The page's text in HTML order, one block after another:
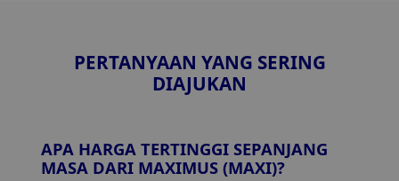
PERTANYAAN YANG SERING
DIAJUKAN
APA HARGA TERTINGGI SEPANJANG
MASA DARI MAXIMUS (MAXI)?